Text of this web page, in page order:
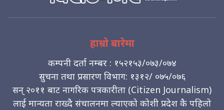
हाम्रो बारेमा
कम्पनी दर्ता नम्बर : १५२१५३/०७३/०७४
सुचना तथा प्रसारण विभाग: १३१२/ ०७५/०७६
सन् २०११ बाट नागरिक पत्रकारीता (Citizen Journalism)
लाई मान्यता राख्दै संचालनमा ल्याएको कोशी प्रदेश कै पहिलो